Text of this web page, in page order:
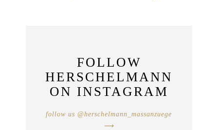
FOLLOW
HERSCHELMANN
ON INSTAGRAM
follow us @herschelmann_massanzuege
⟶